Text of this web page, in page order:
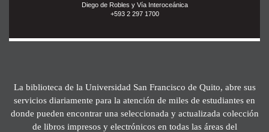
Diego de Robles y Vía Interoceánica
+593 2 297 1700
La biblioteca de la Universidad San Francisco de Quito, abre sus
servicios diariamente para la atención de miles de estudiantes en
donde pueden encontrar una seleccionada y actualizada colección
de libros impresos y electrónicos en todas las áreas del